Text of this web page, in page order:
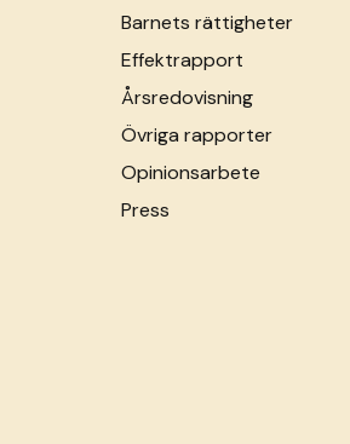
Barnets rättigheter
Effektrapport
Årsredovisning
Övriga rapporter
Opinionsarbete
Press